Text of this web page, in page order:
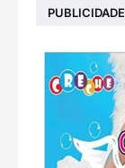
PUBLICIDADE